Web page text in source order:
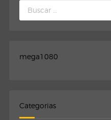
Buscar:
mega1080
Categorias